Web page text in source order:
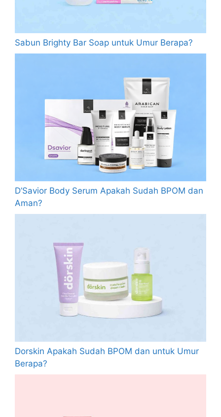
Sabun Brighty Bar Soap untuk Umur Berapa?
D’Savior Body Serum Apakah Sudah BPOM dan
Aman?
Dorskin Apakah Sudah BPOM dan untuk Umur
Berapa?